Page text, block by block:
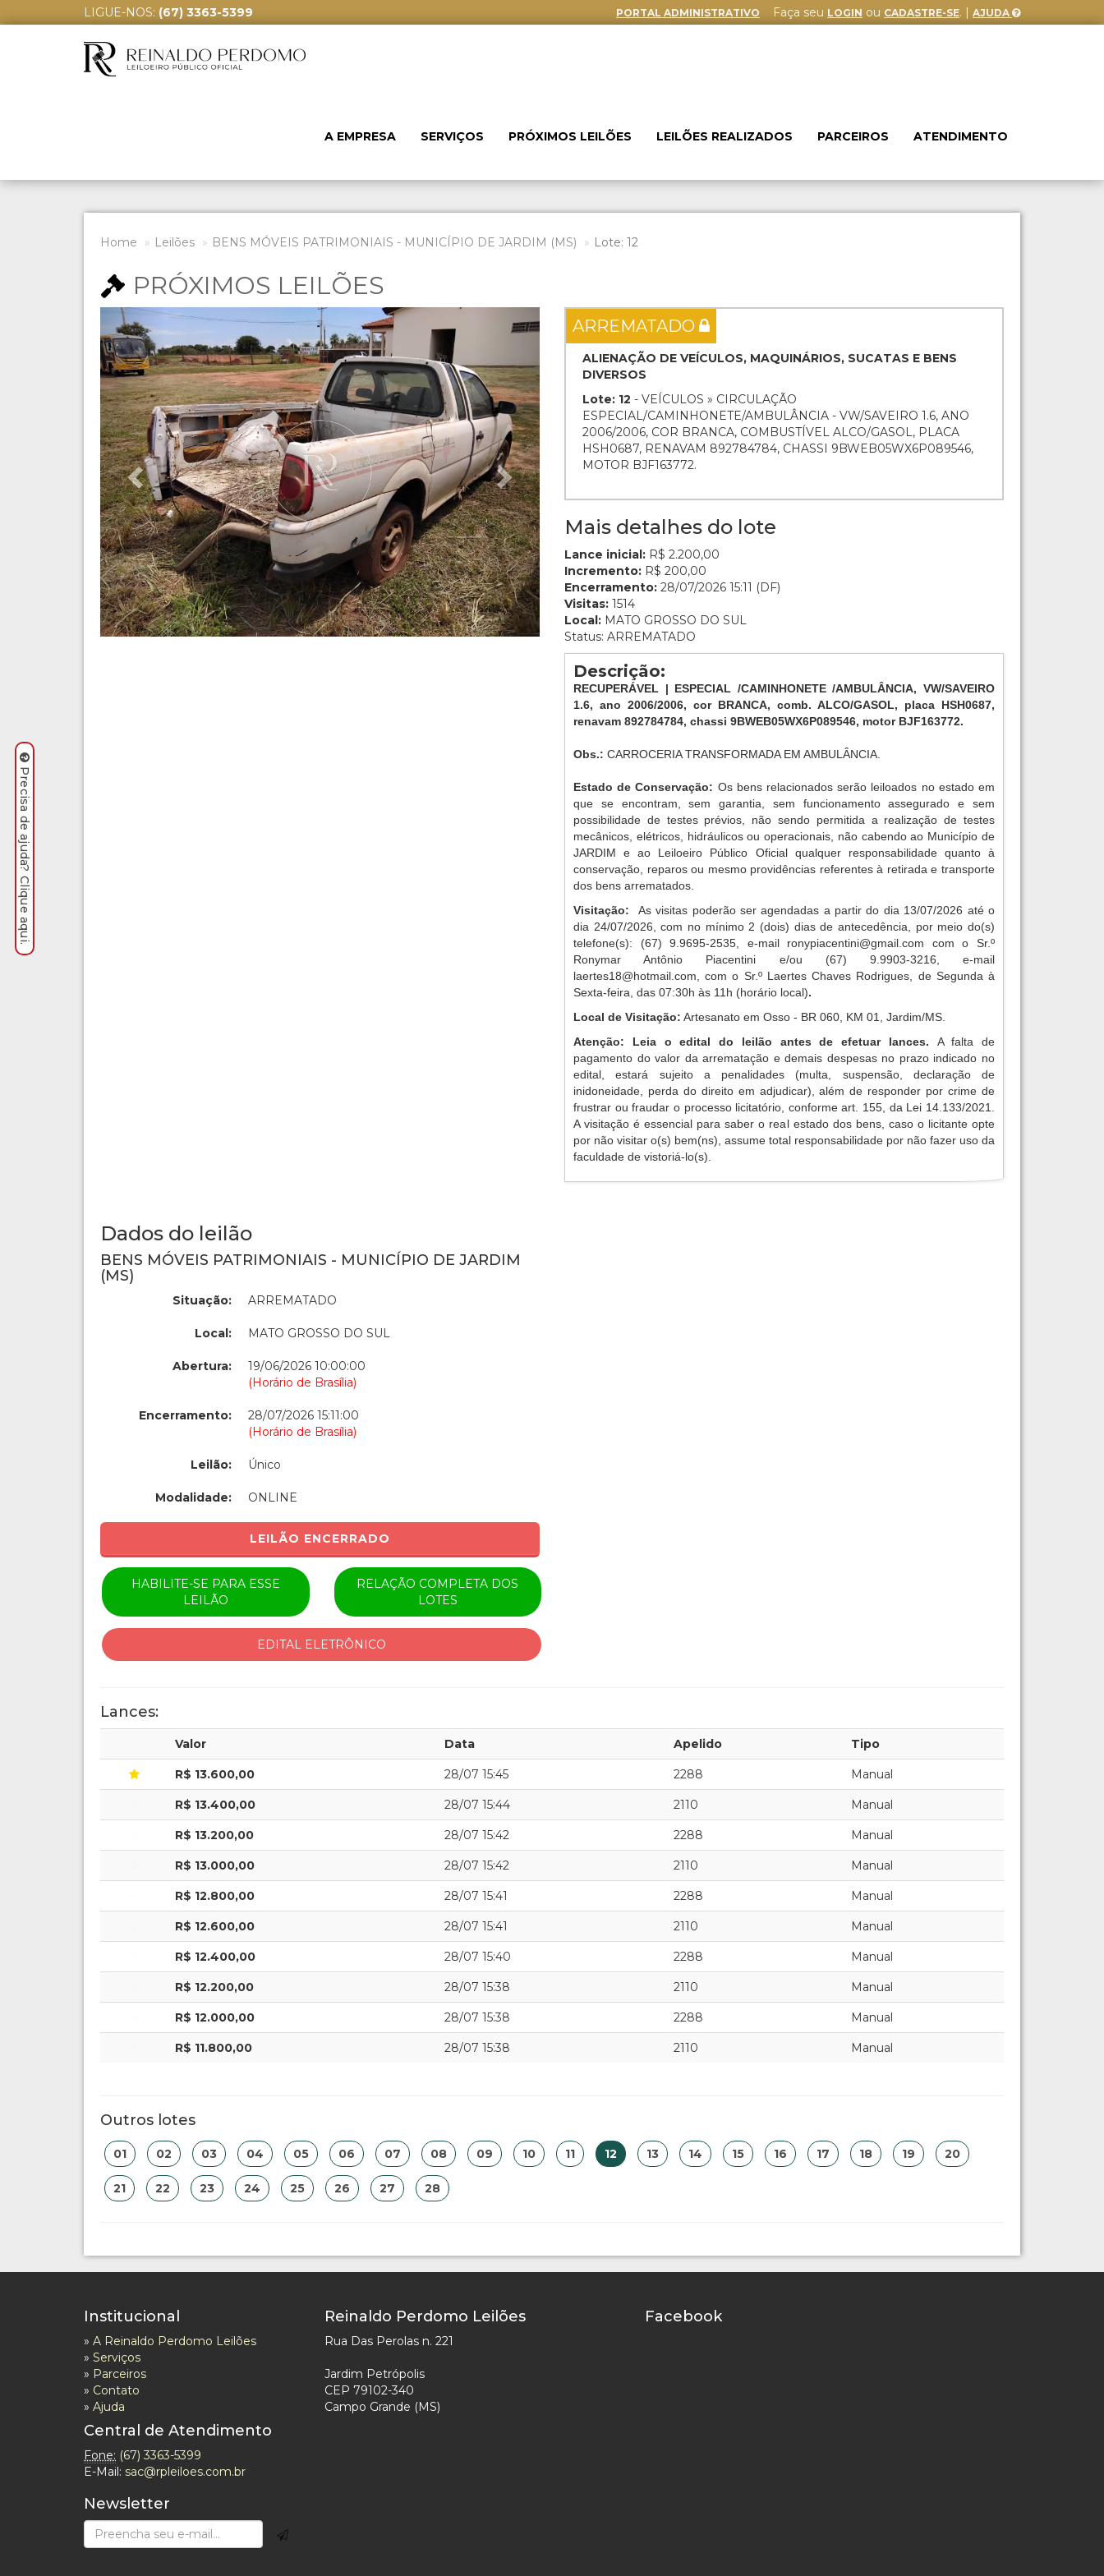
LIGUE-NOS: (67) 3363-5399 PORTAL ADMINISTRATIVO Faça seu LOGIN ou CADASTRE-SE. | AJUDA
A EMPRESA SERVIÇOS PRÓXIMOS LEILÕES LEILÕES REALIZADOS PARCEIROS ATENDIMENTO
Home Leilões BENS MÓVEIS PATRIMONIAIS - MUNICÍPIO DE JARDIM (MS) Lote: 12
PRÓXIMOS LEILÕES
Previous Next ARREMATADO
ALIENAÇÃO DE VEÍCULOS, MAQUINÁRIOS, SUCATAS E BENS
DIVERSOS
Lote: 12 - VEÍCULOS » CIRCULAÇÃO
ESPECIAL/CAMINHONETE/AMBULÂNCIA - VW/SAVEIRO 1.6, ANO
2006/2006, COR BRANCA, COMBUSTÍVEL ALCO/GASOL, PLACA
HSH0687, RENAVAM 892784784, CHASSI 9BWEB05WX6P089546,
MOTOR BJF163772.
Mais detalhes do lote
Lance inicial: R$ 2.200,00
Incremento: R$ 200,00
Encerramento: 28/07/2026 15:11 (DF)
Visitas: 1514
Local: MATO GROSSO DO SUL
Status: ARREMATADO
Descrição:
RECUPERÁVEL | ESPECIAL /CAMINHONETE /AMBULÂNCIA, VW/SAVEIRO
1.6, ano 2006/2006, cor BRANCA, comb. ALCO/GASOL, placa HSH0687,
renavam 892784784, chassi 9BWEB05WX6P089546, motor BJF163772.
Obs.: CARROCERIA TRANSFORMADA EM AMBULÂNCIA.
Estado de Conservação: Os bens relacionados serão leiloados no estado em
que se encontram, sem garantia, sem funcionamento assegurado e sem
possibilidade de testes prévios, não sendo permitida a realização de testes
mecânicos, elétricos, hidráulicos ou operacionais, não cabendo ao Município de
JARDIM e ao Leiloeiro Público Oficial qualquer responsabilidade quanto à
conservação, reparos ou mesmo providências referentes à retirada e transporte
dos bens arrematados.
Visitação: As visitas poderão ser agendadas a partir do dia 13/07/2026 até o
dia 24/07/2026, com no mínimo 2 (dois) dias de antecedência, por meio do(s)
telefone(s): (67) 9.9695-2535, e-mail ronypiacentini@gmail.com com o Sr.º
Ronymar Antônio Piacentini e/ou (67) 9.9903-3216, e-mail
laertes18@hotmail.com, com o Sr.º Laertes Chaves Rodrigues, de Segunda à
Sexta-feira, das 07:30h às 11h (horário local).
Local de Visitação: Artesanato em Osso - BR 060, KM 01, Jardim/MS.
Atenção: Leia o edital do leilão antes de efetuar lances. A falta de
pagamento do valor da arrematação e demais despesas no prazo indicado no
edital, estará sujeito a penalidades (multa, suspensão, declaração de
inidoneidade, perda do direito em adjudicar), além de responder por crime de
frustrar ou fraudar o processo licitatório, conforme art. 155, da Lei 14.133/2021.
A visitação é essencial para saber o real estado dos bens, caso o licitante opte
por não visitar o(s) bem(ns), assume total responsabilidade por não fazer uso da
faculdade de vistoriá-lo(s).
Dados do leilão
BENS MÓVEIS PATRIMONIAIS - MUNICÍPIO DE JARDIM
(MS)
Situação: ARREMATADO
Local: MATO GROSSO DO SUL
Abertura:
19/06/2026 10:00:00
(Horário de Brasília)
Encerramento:
28/07/2026 15:11:00
(Horário de Brasília)
Leilão: Único
Modalidade: ONLINE
LEILÃO ENCERRADO
HABILITE-SE PARA ESSE
LEILÃO
RELAÇÃO COMPLETA DOS
LOTES
EDITAL ELETRÔNICO
Lances:
Valor Data Apelido Tipo
R$ 13.600,00 28/07 15:45 2288 Manual
R$ 13.400,00 28/07 15:44 2110 Manual
R$ 13.200,00 28/07 15:42 2288 Manual
R$ 13.000,00 28/07 15:42 2110 Manual
R$ 12.800,00 28/07 15:41 2288 Manual
R$ 12.600,00 28/07 15:41 2110 Manual
R$ 12.400,00 28/07 15:40 2288 Manual
R$ 12.200,00 28/07 15:38 2110 Manual
R$ 12.000,00 28/07 15:38 2288 Manual
R$ 11.800,00 28/07 15:38 2110 Manual
Outros lotes
01 02 03 04 05 06 07 08 09 10 11 12 13 14 15 16 17 18 19 20
21 22 23 24 25 26 27 28
Institucional
» A Reinaldo Perdomo Leilões
» Serviços
» Parceiros
» Contato
» Ajuda
Central de Atendimento
Fone: (67) 3363-5399
E-Mail: sac@rpleiloes.com.br
Newsletter
Reinaldo Perdomo Leilões
Rua Das Perolas n. 221
Jardim Petrópolis
CEP 79102-340
Campo Grande (MS)
Facebook
Precisa de ajuda? Clique aqui.